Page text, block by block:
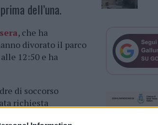
dell’una.
, che ha
divorato il parco
12:50 e ha
di soccorso
richiesta
Da ore, le